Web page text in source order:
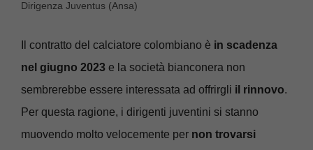
Dirigenza Juventus (Ansa)
Il contratto del calciatore colombiano è in scadenza
nel giugno 2023 e la società bianconera non
sembrerebbe essere interessata ad offrirgli il rinnovo.
Per questa ragione, i dirigenti juventini si stanno
muovendo molto velocemente per non trovarsi